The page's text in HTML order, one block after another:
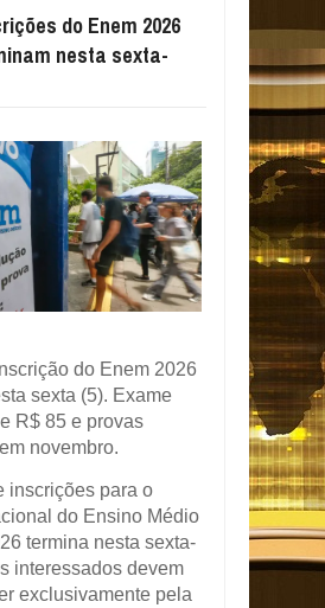
do Enem 2026
nesta sexta-
do Enem 2026
sexta (5). Exame
R$ 85 e provas
novembro.
inscrições para o
do Ensino Médio
termina nesta sexta-
interessados devem
exclusivamente pela